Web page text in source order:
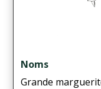
Noms
Grande